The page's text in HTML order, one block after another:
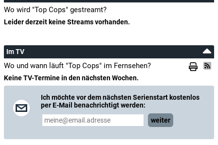
Wo wird "Top Cops" gestreamt?
Leider derzeit keine Streams vorhanden.
Im TV
Wo und wann läuft "Top Cops" im Fernsehen?
Keine TV-Termine in den nächsten Wochen.
Ich möchte vor dem nächsten Serienstart kostenlos
per E-Mail benachrichtigt werden:
weiter